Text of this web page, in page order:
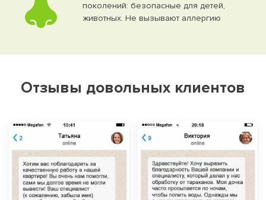
поколений: безопасные для детей,
животных. Не вызывают аллергию
Отзывы довольных клиентов